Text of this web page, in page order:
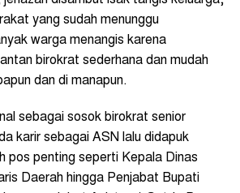
yang sudah menunggu
warga menangis karena
birokrat sederhana dan mudah
dan di manapun.
sebagai sosok birokrat senior
karir sebagai ASN lalu didapuk
pos penting seperti Kepala Dinas
Daerah hingga Penjabat Bupati